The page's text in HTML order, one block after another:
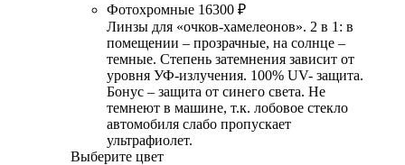
Фотохромные 16300 ₽
Линзы для «очков-хамелеонов». 2 в 1: в
помещении – прозрачные, на солнце –
темные. Степень затемнения зависит от
уровня УФ-излучения. 100% UV- защита.
Бонус – защита от синего света. Не
темнеют в машине, т.к. лобовое стекло
автомобиля слабо пропускает
ультрафиолет.
Выберите цвет